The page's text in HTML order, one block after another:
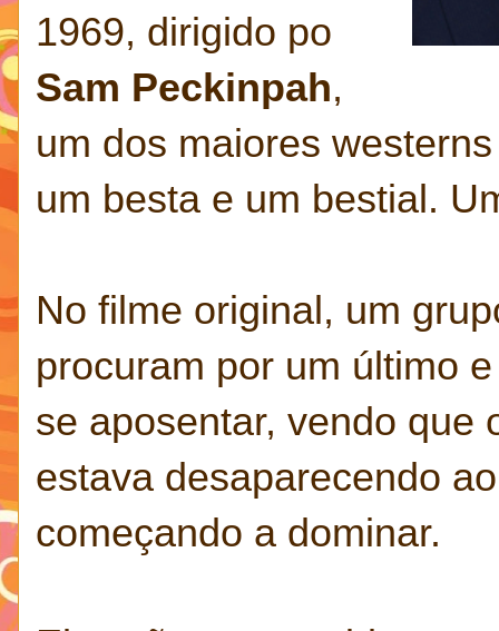
1969, dirigido po
Sam Peckinpah,
um dos maiores
um besta e um bestial.
No filme original, um
procuram por um último
se aposentar, vendo que
estava desaparecendo
começando a dominar.